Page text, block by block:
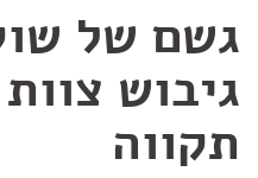
גשם של
גיבוש
תקווה